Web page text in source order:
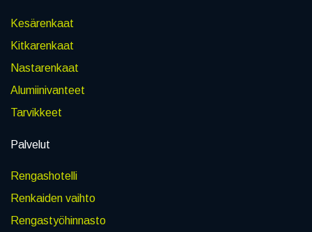
Kesärenkaat
Kitkarenkaat
Nastarenkaat
Alumiinivanteet
Tarvikkeet
Palvelut
Rengashotelli
Renkaiden vaihto
Rengastyöhinnasto